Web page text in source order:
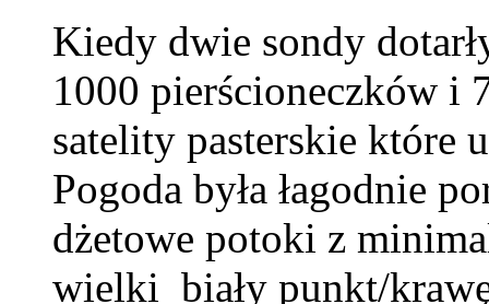
Kiedy dwie sondy
1000 pierścioneczków i
satelity pasterskie które
Pogoda była łagodnie
dżetowe potoki z
wielki biały punkt/